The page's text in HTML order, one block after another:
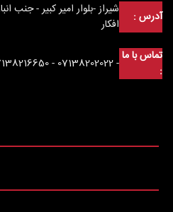
آدرس :
شیراز -بلوار امیر کبیر - جنب
افکار
تماس با ما
:
- 07138202022 - 07138216650